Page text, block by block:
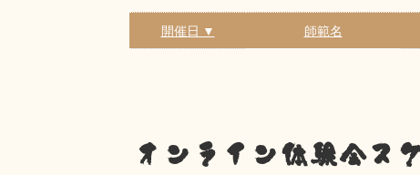
開催日 ▼ 師範名
オンライン体験会ス